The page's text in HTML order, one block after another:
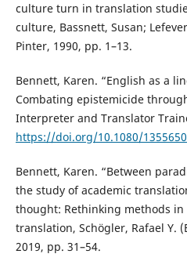
culture turn in translation
culture, Bassnett, Susan;
Pinter, 1990, pp. 1–13.
Bennett, Karen. “English as a
Combating epistemicide
Interpreter and Translator
https://doi.org/10.1080/
Bennett, Karen. “Between
the study of academic
thought: Rethinking methods
translation, Schögler, Rafael Y.
2019, pp. 31–54.